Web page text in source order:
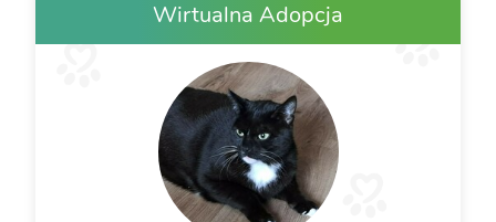
Wirtualna Adopcja